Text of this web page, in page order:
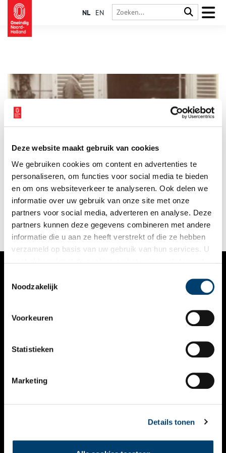
Deze website maakt gebruik van cookies
We gebruiken cookies om content en advertenties te
personaliseren, om functies voor social media te bieden
en om ons websiteverkeer te analyseren. Ook delen we
informatie over uw gebruik van onze site met onze
partners voor social media, adverteren en analyse. Deze
partners kunnen deze gegevens combineren met andere
informatie die u aan ze heeft verstrekt of die ze hebben
verzameld op basis van uw gebruik van hun services. U
Noodzakelijk
Voorkeuren
Statistieken
Marketing
Details tonen
NL EN
Vrijwel direct na de uitvinding van de fotografie gaan mensen
beelden bewerken, soms met schaar en lijm en soms door de
techniek slim te gebruiken. De tentoonstelling FAKE! Vroege
fotocollages en fotomontages laat met meer dan 50
historische voorbeelden uit eigen collectie zien hoe
fotomanipulatie zich vanaf het ontstaan van de fotografie tot
aan de Tweede Wereldoorlog ontwikkelde en welke motieven
daaraan ten grondslag lagen.
1 min
VERHALEN
KALENDER
THEMA’S
VIDEO’S
CONTACT